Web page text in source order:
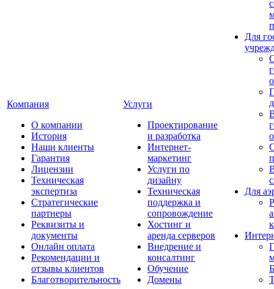
Компания
О компании
История
Наши клиенты
Гарантия
Лицензии
Техническая
экспертиза
Стратегические
партнеры
Реквизиты и
документы
Онлайн оплата
Рекомендации и
отзывы клиентов
Благотворительность
Услуги
Проектирование
и разработка
Интернет-
маркетинг
Услуги по
дизайну
Техническая
поддержка и
сопровождение
Хостинг и
аренда серверов
Внедрение и
консалтинг
Обучение
Домены
Для
Для